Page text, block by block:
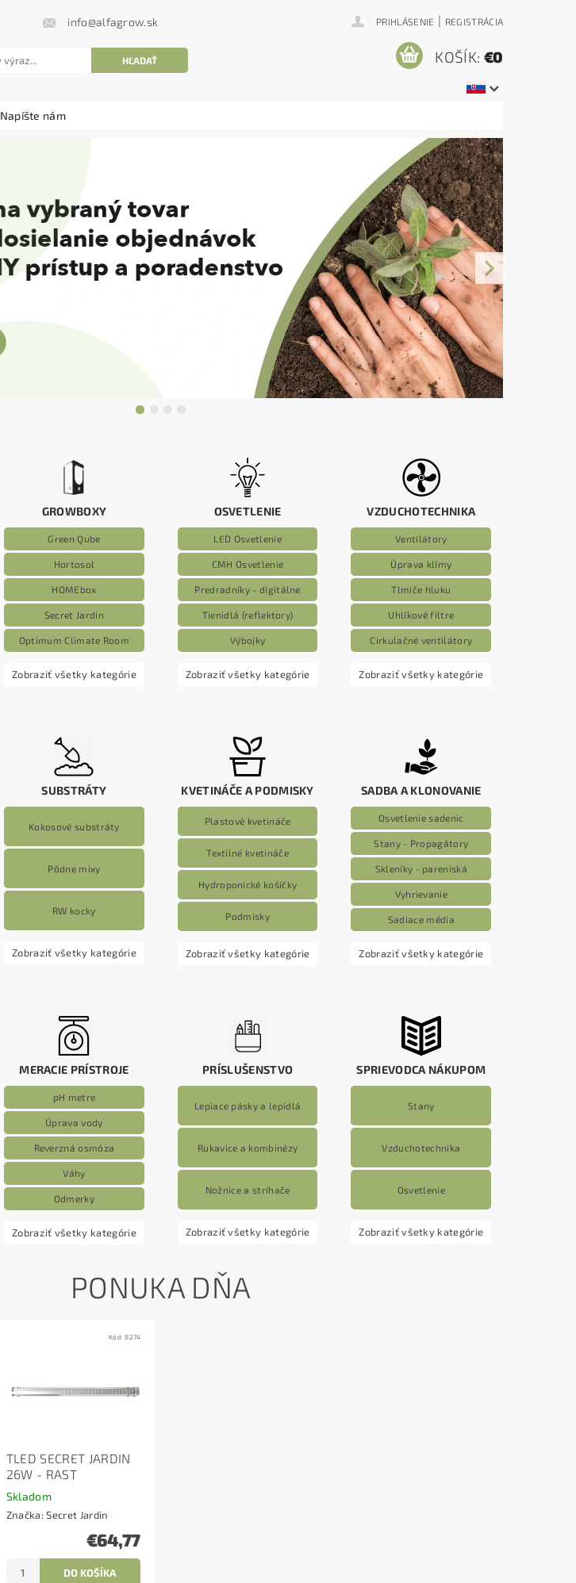
info@alfagrow.sk PRIHLÁSENIE | REGISTRÁCIA
KOŠÍK: €0
Napíšte nám
GROWBOXY
Green Qube
Hortosol
HOMEbox
Secret Jardin
Optimum Climate Room
Zobraziť všetky kategórie
OSVETLENIE
LED Osvetlenie
CMH Osvetlenie
Predradníky - digitálne
Tienidlá (reflektory)
Výbojky
Zobraziť všetky kategórie
VZDUCHOTECHNIKA
Ventilátory
Úprava klímy
Tlmiče hluku
Uhlíkové filtre
Cirkulačné ventilátory
Zobraziť všetky kategórie
SUBSTRÁTY
Kokosové substráty
Pôdne mixy
RW kocky
Zobraziť všetky kategórie
KVETINÁČE A PODMISKY
Plastové kvetináče
Textilné kvetináče
Hydroponické košíčky
Podmisky
Zobraziť všetky kategórie
SADBA A KLONOVANIE
Osvetlenie sadenic
Stany - Propagátory
Skleníky - pareniská
Vyhrievanie
Sadiace média
Zobraziť všetky kategórie
MERACIE PRÍSTROJE
pH metre
Úprava vody
Reverzná osmóza
Váhy
Odmerky
Zobraziť všetky kategórie
PRÍSLUŠENSTVO
Lepiace pásky a lepidlá
Rukavice a kombinézy
Nožnice a strihače
Zobraziť všetky kategórie
SPRIEVODCA NÁKUPOM
Stany
Vzduchotechnika
Osvetlenie
Zobraziť všetky kategórie
PONUKA DŇA
Kód:8274
TLED SECRET JARDIN
26W - RAST
Skladom
Značka:Secret Jardin
€64,77